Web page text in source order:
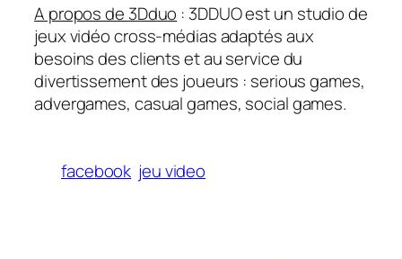
A propos de 3Dduo : 3DDUO est un studio de
jeux vidéo cross-médias adaptés aux
besoins des clients et au service du
divertissement des joueurs : serious games,
advergames, casual games, social games.
facebook jeu video